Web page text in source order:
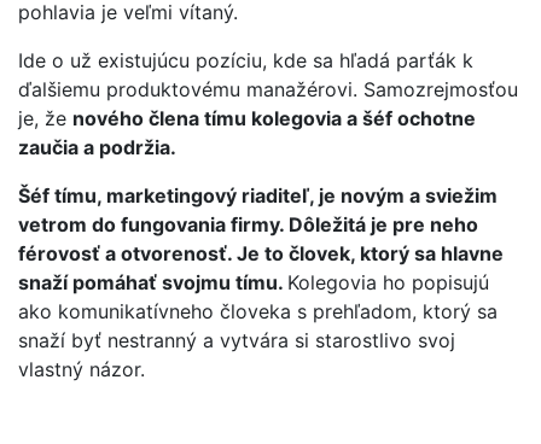
pohlavia je veľmi vítaný.
Ide o už existujúcu pozíciu, kde sa hľadá parťák k
ďalšiemu produktovému manažérovi. Samozrejmosťou
je, že nového člena tímu kolegovia a šéf ochotne
zaučia a podržia.
Šéf tímu, marketingový riaditeľ, je novým a sviežim
vetrom do fungovania firmy. Dôležitá je pre neho
férovosť a otvorenosť. Je to človek, ktorý sa hlavne
snaží pomáhať svojmu tímu. Kolegovia ho popisujú
ako komunikatívneho človeka s prehľadom, ktorý sa
snaží byť nestranný a vytvára si starostlivo svoj
vlastný názor.